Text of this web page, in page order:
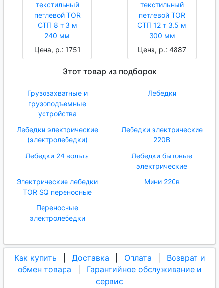
текстильный
петлевой TOR
СТП 8 т 3 м
240 мм
Цена, р.: 1751
текстильный
петлевой TOR
СТП 12 т 3.5 м
300 мм
Цена, р.: 4887
Этот товар из подборок
Грузозахватные и
грузоподъемные
устройства
Лебедки
Лебедки электрические
(электролебедки)
Лебедки электрические
220В
Лебедки 24 вольта
Лебедки бытовые
электрические
Электрические лебедки
TOR SQ переносные
Мини 220в
Переносные
электролебедки
Как купить Доставка Оплата
Возврат и
обмен товара
Гарантийное обслуживание и
сервис